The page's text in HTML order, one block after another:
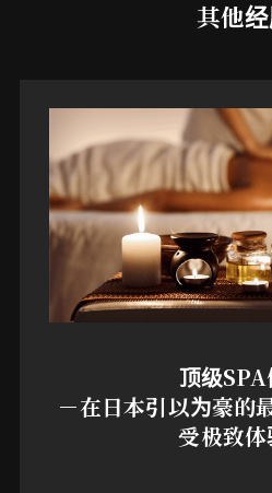
其他
顶级
－在日本引以为豪的
受极致体